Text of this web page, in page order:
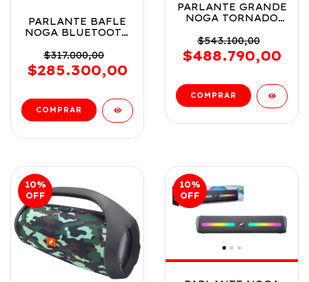
PARLANTE BAFLE
NOGA BLUETOOTH
COD NG-BT675
$317.000,00
$285.300,00
PARLANTE GRANDE
NOGA TORNADO
40 W COD
TORNADO
$543.100,00
$488.790,00
10%
OFF
10%
OFF